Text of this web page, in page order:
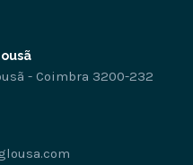
- Coimbra 3200-232